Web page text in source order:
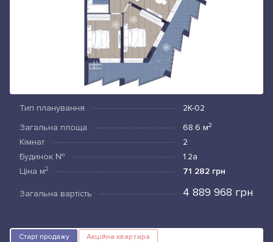
Тип планування
2К-02
Загальна площа
68.6 м2
Кімнат
2
Будинок №
1.2а
Ціна м2 71 282 грн
Загальна вартість 4 889 968 грн
Старт продажу Акційна квартира